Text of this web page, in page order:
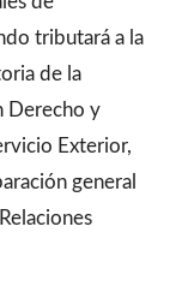
tributará a la
de la
Derecho y
Exterior,
general